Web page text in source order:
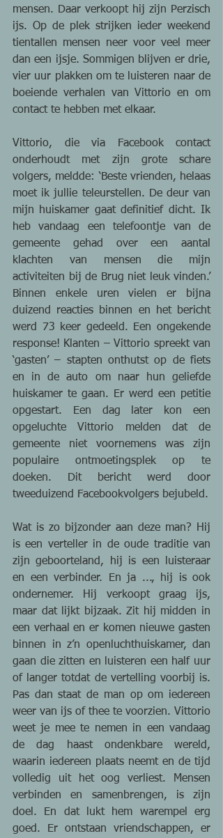
mensen. Daar verkoopt hij zijn Perzisch
ijs. Op de plek strijken ieder weekend
tientallen mensen neer voor veel meer
dan een ijsje. Sommigen blijven er drie,
vier uur plakken om te luisteren naar de
boeiende verhalen van Vittorio en om
contact te hebben met elkaar.
Vittorio, die via Facebook contact
onderhoudt met zijn grote schare
volgers, meldde: ‘Beste vrienden, helaas
moet ik jullie teleurstellen. De deur van
mijn huiskamer gaat definitief dicht. Ik
heb vandaag een telefoontje van de
gemeente gehad over een aantal
klachten van mensen die mijn
activiteiten bij de Brug niet leuk vinden.’
Binnen enkele uren vielen er bijna
duizend reacties binnen en het bericht
werd 73 keer gedeeld. Een ongekende
response! Klanten – Vittorio spreekt van
‘gasten’ – stapten onthutst op de fiets
en in de auto om naar hun geliefde
huiskamer te gaan. Er werd een petitie
opgestart. Een dag later kon een
opgeluchte Vittorio melden dat de
gemeente niet voornemens was zijn
populaire ontmoetingsplek op te
doeken. Dit bericht werd door
tweeduizend Facebookvolgers bejubeld.
Wat is zo bijzonder aan deze man? Hij
is een verteller in de oude traditie van
zijn geboorteland, hij is een luisteraar
en een verbinder. En ja ..., hij is ook
ondernemer. Hij verkoopt graag ijs,
maar dat lijkt bijzaak. Zit hij midden in
een verhaal en er komen nieuwe gasten
binnen in z’n openluchthuiskamer, dan
gaan die zitten en luisteren een half uur
of langer totdat de vertelling voorbij is.
Pas dan staat de man op om iedereen
weer van ijs of thee te voorzien. Vittorio
weet je mee te nemen in een vandaag
de dag haast ondenkbare wereld,
waarin iedereen plaats neemt en de tijd
volledig uit het oog verliest. Mensen
verbinden en samenbrengen, is zijn
doel. En dat lukt hem warempel erg
goed. Er ontstaan vriendschappen, er